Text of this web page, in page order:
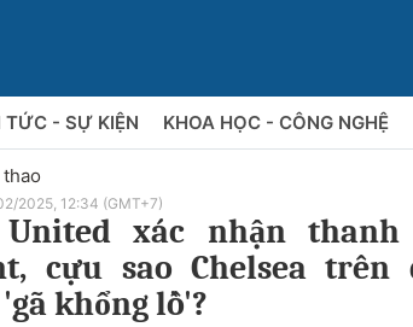
TỨC - SỰ KIỆN KHOA HỌC - CÔNG NGHỆ
2025, 12:34 (GMT+7)
xác nhận
cựu sao Chelsea trên
khổng lồ'?